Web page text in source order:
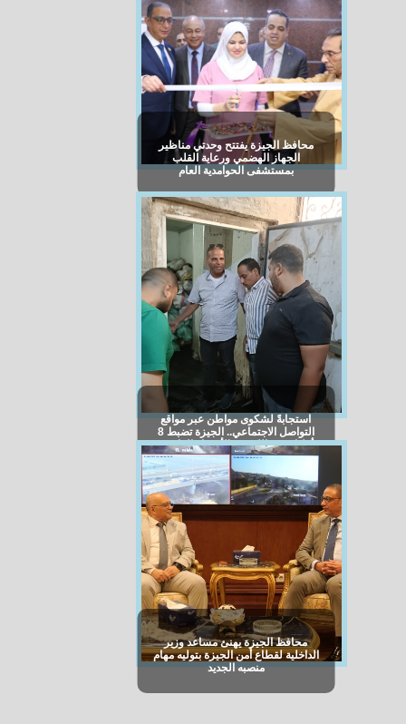
محافظ الجيزة يفتتح وحدتي مناظير
الجهاز الهضمي ورعاية القلب
بمستشفى الحوامدية العام
استجابةً لشكوى مواطن عبر مواقع
التواصل الاجتماعي.. الجيزة تضبط 8
أطنان من اللحوم والأحشاء الفاسدة
بالعمرانية
محافظ الجيزة يهنئ مساعد وزير
الداخلية لقطاع أمن الجيزة بتوليه مهام
منصبه الجديد